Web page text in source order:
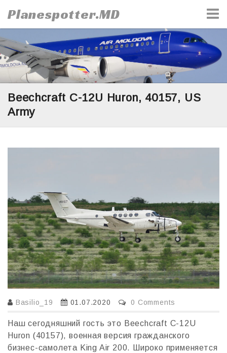
to
content
Planespotter.MD
Beechcraft C-12U Huron, 40157, US
Army
Basilio_19 01.07.2020 0 Comments
Наш сегодняшний гость это Beechcraft C-12U
Huron (40157), военная версия гражданского
бизнес-самолета King Air 200. Широко применяется